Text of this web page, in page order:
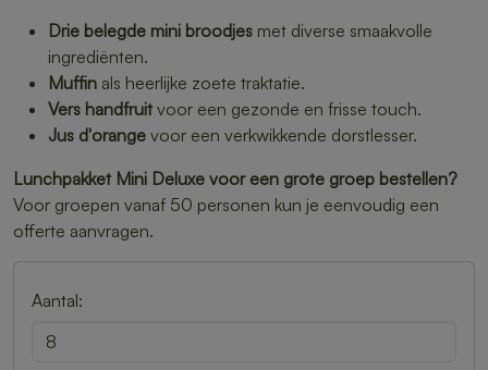
Drie belegde mini broodjes met diverse smaakvolle
ingrediënten.
Muffin als heerlijke zoete traktatie.
Vers handfruit voor een gezonde en frisse touch.
Jus d'orange voor een verkwikkende dorstlesser.
Lunchpakket Mini Deluxe voor een grote groep bestellen?
Voor groepen vanaf 50 personen kun je eenvoudig een
offerte aanvragen.
Aantal: